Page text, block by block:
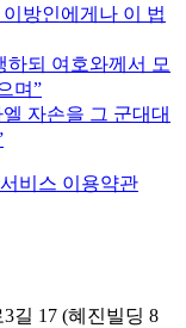
방인에게나 이 법
하되 여호와께서 모
며
자손을 그 군대대
비스 이용약관
길 17 (혜진빌딩 8